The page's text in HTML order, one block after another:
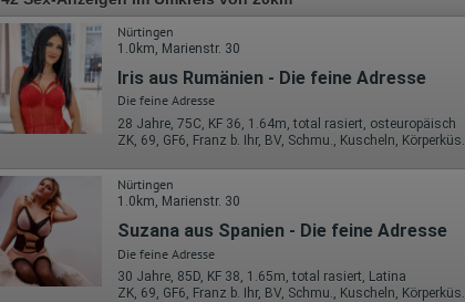
Nürtingen
1.0km, Marienstr. 30
Iris aus Rumänien - Die feine Adresse
Die feine Adresse
28 Jahre, 75C, KF 36, 1.64m, total rasiert, osteuropäisch
ZK, 69, GF6, Franz b. Ihr, BV, Schmu., Kuscheln, Körperküs.
Nürtingen
1.0km, Marienstr. 30
Suzana aus Spanien - Die feine Adresse
Die feine Adresse
30 Jahre, 85D, KF 38, 1.65m, total rasiert, Latina
ZK, 69, GF6, Franz b. Ihr, BV, Schmu., Kuscheln, Körperküs.